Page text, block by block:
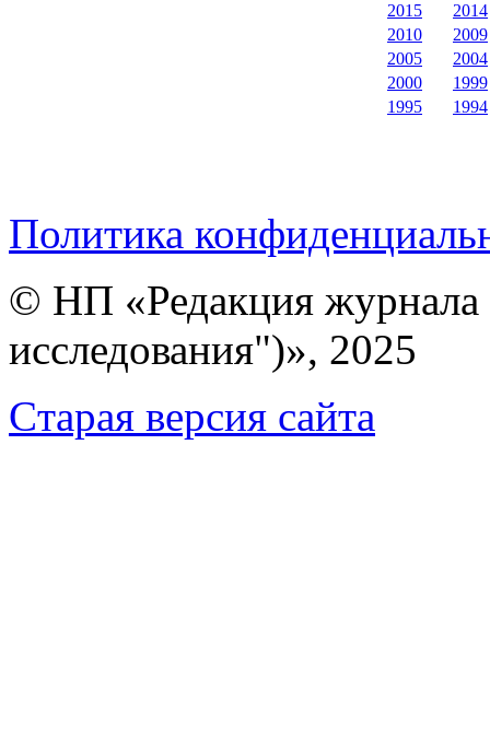
2015
2014
2010
2009
2005
2004
2000
1999
1995
1994
Политика
© НП «Редакция
исследования")», 2025
Cтарая версия сайта